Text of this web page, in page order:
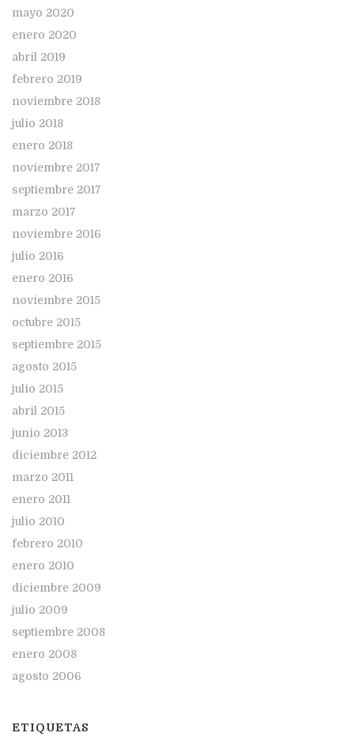
mayo 2020
enero 2020
abril 2019
febrero 2019
noviembre 2018
julio 2018
enero 2018
noviembre 2017
septiembre 2017
marzo 2017
noviembre 2016
julio 2016
enero 2016
noviembre 2015
octubre 2015
septiembre 2015
agosto 2015
julio 2015
abril 2015
junio 2013
diciembre 2012
marzo 2011
enero 2011
julio 2010
febrero 2010
enero 2010
diciembre 2009
julio 2009
septiembre 2008
enero 2008
agosto 2006
ETIQUETAS